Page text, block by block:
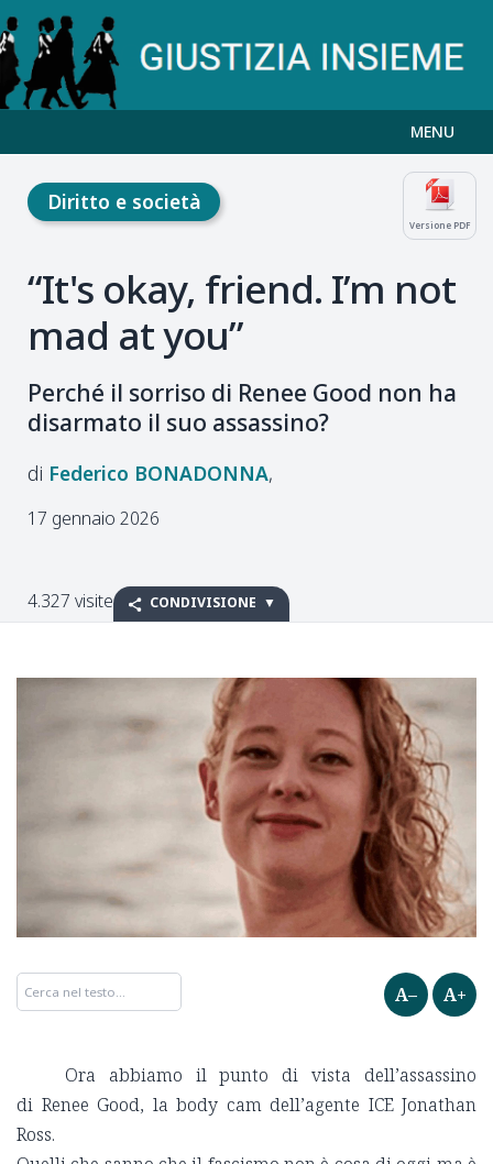
MENU
Versione PDF
Diritto e società
“It's okay, friend. I’m not
mad at you”
Perché il sorriso di Renee Good non ha
disarmato il suo assassino?
Federico BONADONNA
17 gennaio 2026
4.327 visite CONDIVISIONE
A– A+
Ora abbiamo il punto di vista dell’assassino
di Renee Good, la body cam dell’agente ICE Jonathan
Ross.